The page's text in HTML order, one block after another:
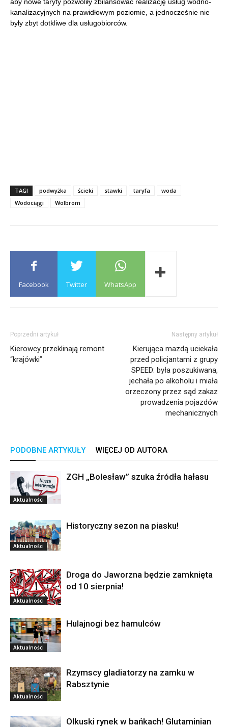
kanalizacyjnych na prawidłowym poziomie, a jednocześnie nie
były zbyt dotkliwe dla usługobiorców.
TAGI podwyżka ścieki stawki taryfa
woda
Wodociągi
Wolbrom
Facebook Twitter WhatsApp
Poprzedni artykuł
Kierowcy przeklinają remont
“krajówki”
Następny artykuł
Kierująca mazdą uciekała
przed policjantami z grupy
SPEED: była poszukiwana,
jechała po alkoholu i miała
orzeczony przez sąd zakaz
prowadzenia pojazdów
mechanicznych
PODOBNE ARTYKUŁY WIĘCEJ OD AUTORA
Aktualności
ZGH „Bolesław” szuka źródła hałasu
Aktualności
Historyczny sezon na piasku!
Aktualności
Droga do Jaworzna będzie zamknięta
od 10 sierpnia!
Aktualności
Hulajnogi bez hamulców
Aktualności
Rzymscy gladiatorzy na zamku w
Rabsztynie
Olkuski rynek w bańkach! Glutaminian